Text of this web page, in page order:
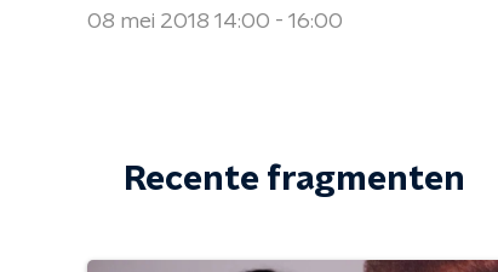
08 mei 2018 14:00 - 16:00
Recente fragmenten